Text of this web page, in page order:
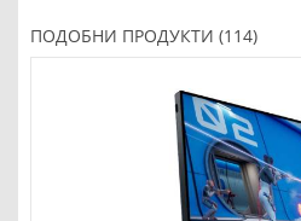
ПОДОБНИ ПРОДУКТИ (114)